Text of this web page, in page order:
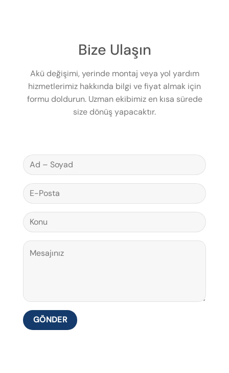
Bize Ulaşın
Akü değişimi, yerinde montaj veya yol yardım
hizmetlerimiz hakkında bilgi ve fiyat almak için
formu doldurun. Uzman ekibimiz en kısa sürede
size dönüş yapacaktır.